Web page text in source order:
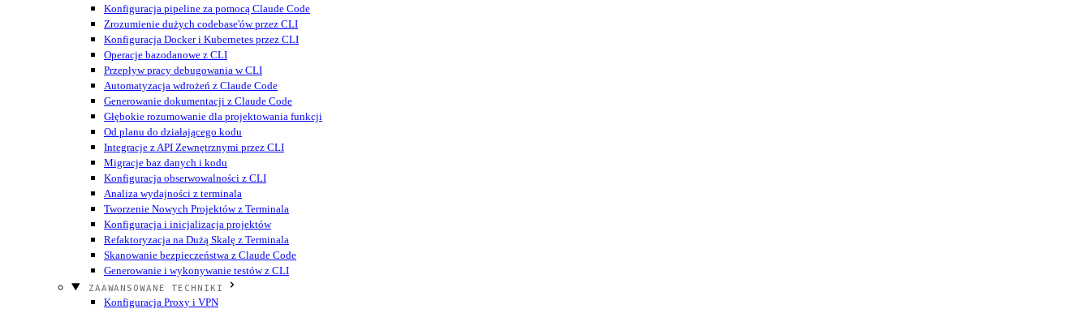
Konfiguracja pipeline za pomocą Claude Code
Zrozumienie dużych codebase'ów przez CLI
Konfiguracja Docker i Kubernetes przez CLI
Operacje bazodanowe z CLI
Przepływ pracy debugowania w CLI
Automatyzacja wdrożeń z Claude Code
Generowanie dokumentacji z Claude Code
Głębokie rozumowanie dla projektowania funkcji
Od planu do działającego kodu
Integracje z API Zewnętrznymi przez CLI
Migracje baz danych i kodu
Konfiguracja obserwowalności z CLI
Analiza wydajności z terminala
Tworzenie Nowych Projektów z Terminala
Konfiguracja i inicjalizacja projektów
Refaktoryzacja na Dużą Skalę z Terminala
Skanowanie bezpieczeństwa z Claude Code
Generowanie i wykonywanie testów z CLI
ZAAWANSOWANE TECHNIKI
Konfiguracja Proxy i VPN